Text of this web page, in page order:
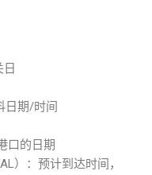
日期/时间
口的日期
）：预计到达时间，